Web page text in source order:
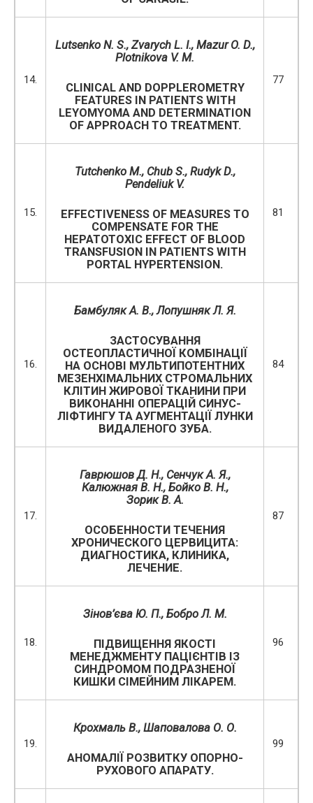
14.
Lutsenko N. S., Zvarych L. I., Mazur O. D.,
Plotnikova V. M.
CLINICAL AND DOPPLEROMETRY
FEATURES IN PATIENTS WITH
LEYOMYOMA AND DETERMINATION
OF APPROACH TO TREATMENT.
77
15.
Tutchenko M., Chub S., Rudyk D.,
Pendeliuk V.
EFFECTIVENESS OF MEASURES TO
COMPENSATE FOR THE
HEPATOTOXIC EFFECT OF BLOOD
TRANSFUSION IN PATIENTS WITH
PORTAL HYPERTENSION.
81
16.
Бамбуляк А. В., Лопушняк Л. Я.
ЗАСТОСУВАННЯ
ОСТЕОПЛАСТИЧНОЇ КОМБІНАЦІЇ
НА ОСНОВІ МУЛЬТИПОТЕНТНИХ
МЕЗЕНХІМАЛЬНИХ СТРОМАЛЬНИХ
КЛІТИН ЖИРОВОЇ ТКАНИНИ ПРИ
ВИКОНАННІ ОПЕРАЦІЙ СИНУС-
ЛІФТИНГУ ТА АУГМЕНТАЦІЇ ЛУНКИ
ВИДАЛЕНОГО ЗУБА.
84
17.
Гаврюшов Д. Н., Сенчук А. Я.,
Калюжная В. Н., Бойко В. Н.,
Зорик В. А.
ОСОБЕННОСТИ ТЕЧЕНИЯ
ХРОНИЧЕСКОГО ЦЕРВИЦИТА:
ДИАГНОСТИКА, КЛИНИКА,
ЛЕЧЕНИЕ.
87
18.
Зінов’єва Ю. П., Бобро Л. М.
ПІДВИЩЕННЯ ЯКОСТІ
МЕНЕДЖМЕНТУ ПАЦІЄНТІВ ІЗ
СИНДРОМОМ ПОДРАЗНЕНОЇ
КИШКИ СІМЕЙНИМ ЛІКАРЕМ.
96
19.
Крохмаль В., Шаповалова О. О.
АНОМАЛІЇ РОЗВИТКУ ОПОРНО-
РУХОВОГО АПАРАТУ.
99